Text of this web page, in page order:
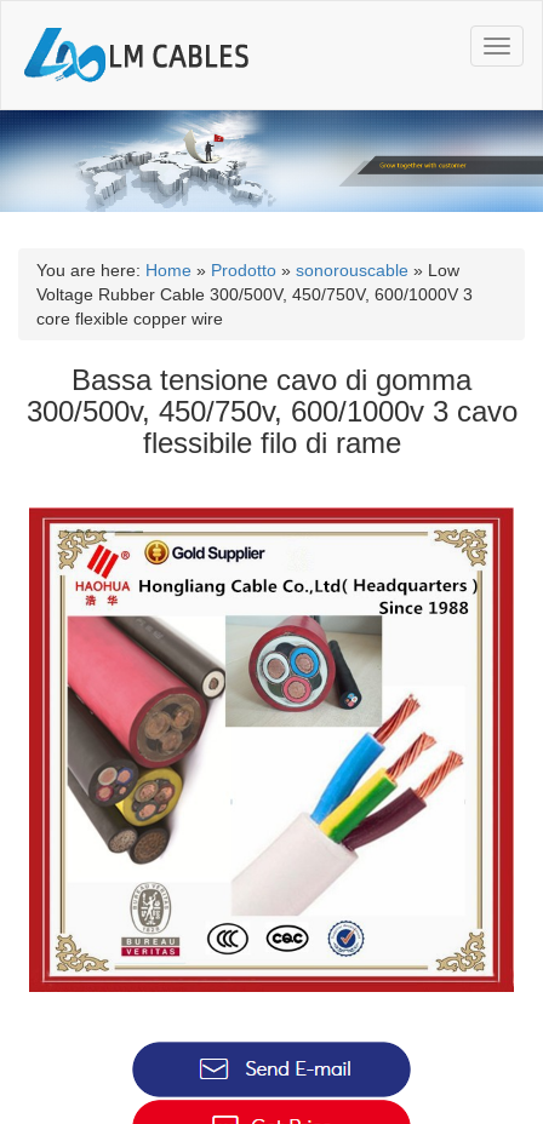
T
o
g
l
n
a
n
You are here: Home » Prodotto » sonorouscable » Low
Voltage Rubber Cable 300/500V, 450/750V, 600/1000V 3
core flexible copper wire
Bassa tensione cavo di gomma
300/500v, 450/750v, 600/1000v 3 cavo
flessibile filo di rame